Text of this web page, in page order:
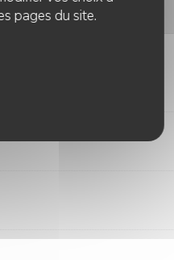
pages du site.